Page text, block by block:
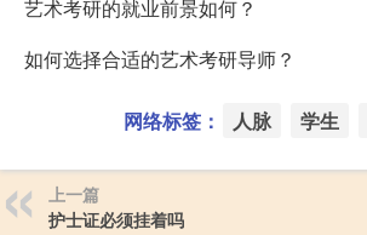
艺术考研的就业前景如何？
如何选择合适的艺术考研导师？
网络标签： 人脉 学生
上一篇
护士证必须挂着吗